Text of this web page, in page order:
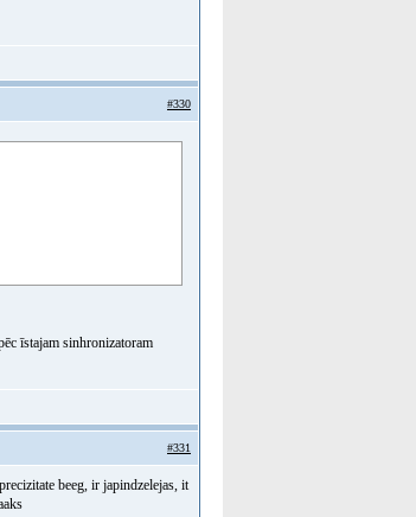
#330
īstajam sinhronizatoram
#331
beeg, ir japindzelejas, it